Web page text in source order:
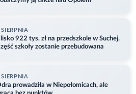
SIERPNIA
922 tys. zł na przedszkole w Suchej.
szkoły zostanie przebudowana
SIERPNIA
prowadziła w Niepołomicach, ale